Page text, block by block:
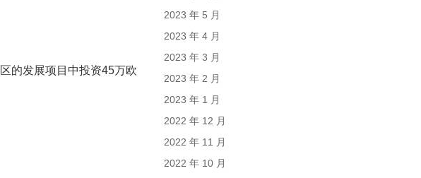
的发展项目中投资45万欧
2023 年 5 月
2023 年 4 月
2023 年 3 月
2023 年 2 月
2023 年 1 月
2022 年 12 月
2022 年 11 月
2022 年 10 月